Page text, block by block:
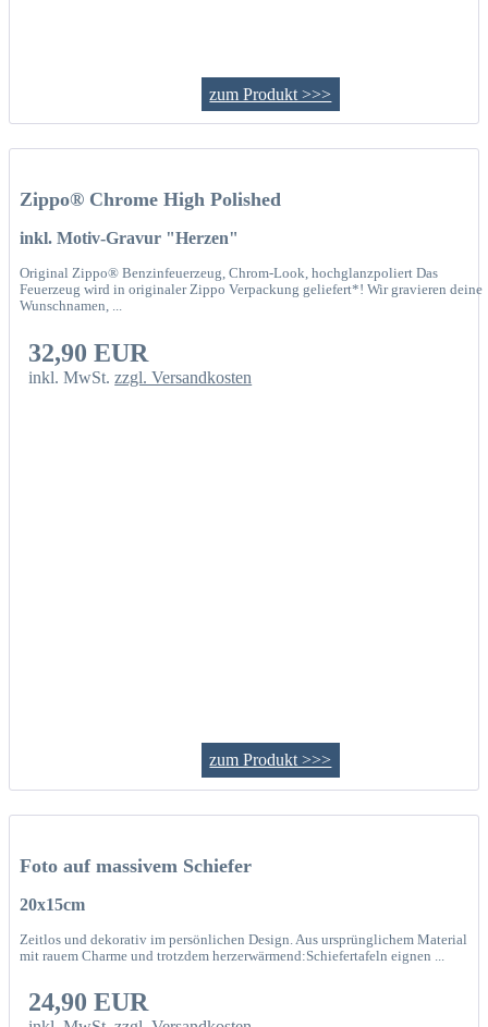
zum Produkt >>>
Zippo® Chrome High Polished
inkl. Motiv-Gravur "Herzen"
Original Zippo® Benzinfeuerzeug, Chrom-Look, hochglanzpoliert Das
Feuerzeug wird in originaler Zippo Verpackung geliefert*! Wir gravieren deine
Wunschnamen, ...
32,90 EUR
inkl. MwSt.zzgl. Versandkosten
zum Produkt >>>
Foto auf massivem Schiefer
20x15cm
Zeitlos und dekorativ im persönlichen Design. Aus ursprünglichem Material
mit rauem Charme und trotzdem herzerwärmend:Schiefertafeln eignen ...
24,90 EUR